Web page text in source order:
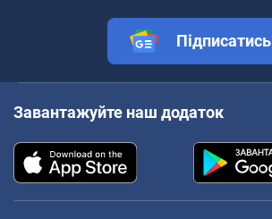
Підписатись
Завантажуйте наш додаток